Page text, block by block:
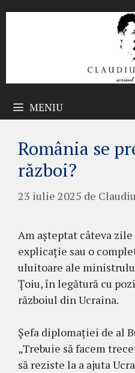
MENIU
România se
război?
23 iulie 2025 de
Am așteptat câteva
explicație sau o
uluitoare ale
Țoiu, în legătură cu
războiul din Ucraina.
Șefa diplomației de al
„Trebuie să facem
să reziste la a ajuta